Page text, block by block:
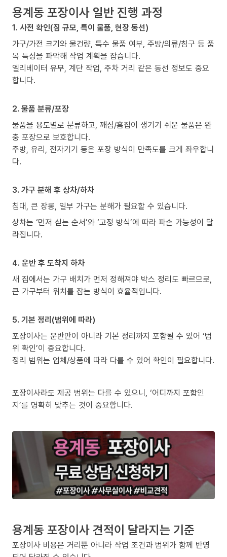
용계동 포장이사 일반 진행 과정
1. 사전 확인(짐 규모, 특이 물품, 현장 동선)
가구/가전 크기와 물건량, 특수 물품 여부, 주방/의류/침구 등 품
목 특성을 파악해 작업 계획을 잡습니다.
엘리베이터 유무, 계단 작업, 주차 거리 같은 동선 정보도 중요
합니다.
2. 물품 분류/포장
물품을 용도별로 분류하고, 깨짐/흠집이 생기기 쉬운 물품은 완
충 포장으로 보호합니다.
주방, 유리, 전자기기 등은 포장 방식이 만족도를 크게 좌우합니
다.
3. 가구 분해 후 상차/하차
침대, 큰 장롱, 일부 가구는 분해가 필요할 수 있습니다.
상차는 ‘먼저 싣는 순서’와 ‘고정 방식’에 따라 파손 가능성이 달
라집니다.
4. 운반 후 도착지 하차
새 집에서는 가구 배치가 먼저 정해져야 박스 정리도 빠르므로,
큰 가구부터 위치를 잡는 방식이 효율적입니다.
5. 기본 정리(범위에 따라)
포장이사는 운반만이 아니라 기본 정리까지 포함될 수 있어 ‘범
위 확인’이 중요합니다.
정리 범위는 업체/상품에 따라 다를 수 있어 확인이 필요합니다.
포장이사라도 제공 범위는 다를 수 있으니, ‘어디까지 포함인
지’를 명확히 맞추는 것이 중요합니다.
용계동 포장이사 견적이 달라지는 기준
포장이사 비용은 거리뿐 아니라 작업 조건과 범위가 함께 반영